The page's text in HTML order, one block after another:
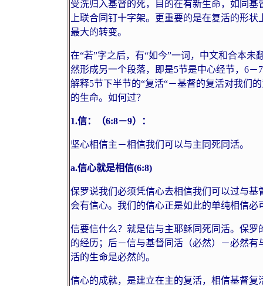
受洗归入基督的死，目的在有新生命，如同
上联合同钉十字架。更重要的是在复活的形
最大的转变。
在“若”字之后，有“如今”一词，中文和合本
然形成另一个段落，即是5节是中心经节， 6－7
解释5节下半节的“复活“－基督的复活对我们
的生命。如何过？
1.信：（6:8－9）：
坚心相信主－相信我们可以与主同死同活。
a.信心就是相信(6:8)
保罗说我们必须凭信心去相信我们可以过与
会有信心。我们的信心正是如此的单纯相信必
信要信什么？就是信与主耶稣同死同活。保
的经历；后－信与基督同活（必然）－必然
活的生命是必然的。
信心的成就，是建立在主的复活，相信基督